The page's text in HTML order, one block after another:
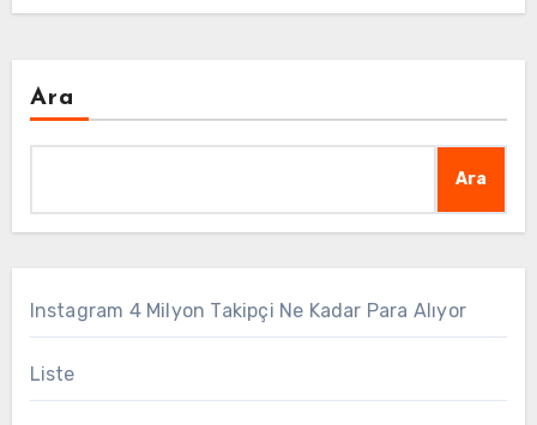
Ara
Ara
Instagram 4 Milyon Takipçi Ne Kadar Para Alıyor
Liste